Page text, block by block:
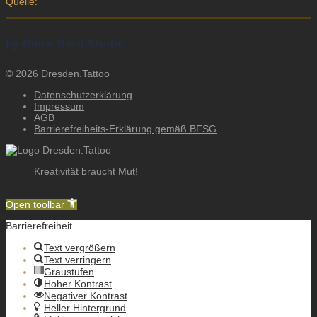
by Björn Berg Studio
© 2026 Dresden.Tattoo
Datenschutzerklärung
Impressum
AGB
Barrierefreiheits-Erklärung gemäß BFSG
Kreativität braucht Mut!
Open toolbar
Barrierefreiheit
Text vergrößern
Text verringern
Graustufen
Hoher Kontrast
Negativer Kontrast
Heller Hintergrund